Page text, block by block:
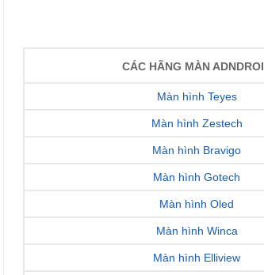
CÁC HÃNG MÀN
Màn hình Teyes
Màn hình Zestech
Màn hình Bravigo
Màn hình Gotech
Màn hình Oled
Màn hình Winca
Màn hình Elliview